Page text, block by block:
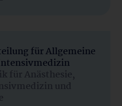
für Allgemeine
für Anästhesie,
und